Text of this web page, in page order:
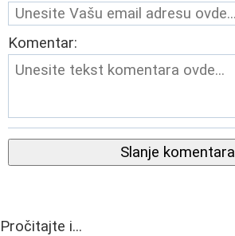
Komentar:
Slanje komentara
Pročitajte i...